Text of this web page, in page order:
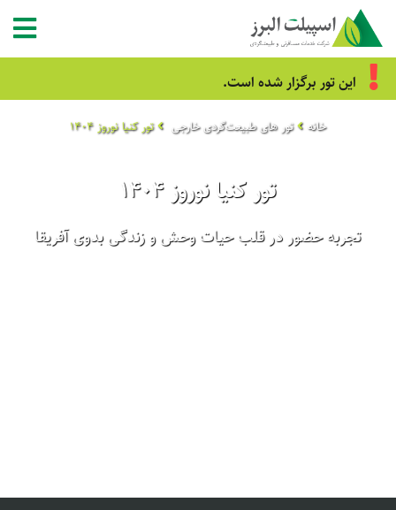
این تور برگزار شده است.
خانه تور های طبیعت‌گردی خارجی تور کنیا نوروز 1404
تور کنیا نوروز 1404
تجربه حضور در قلب حیات وحش و زندگی بدوی آفریقا